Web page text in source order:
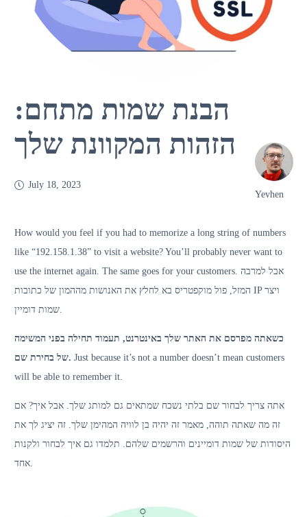
הבנת שמות מתחם:
הזהות המקוונת שלך
July 18, 2023
Yevhen
How would you feel if you had to memorize a long string of numbers
like “192.158.1.38” to visit a website? You’ll probably never want to
use the internet again. The same goes for your customers. אבל למרבה
המזל, פול מוקפטריס בא לחלץ את האנושות מההמון של כתובות IP ויצר
שמות דומיין.
כשאתה מפרסם את האתר שלך באינטרנט, תעמוד תחילה בפני המשימה
של בחירת שם. Just because it’s not a number doesn’t mean customers
will be able to remember it.
אתה צריך לבחור שם בלתי נשכח שמתאים גם למותג שלך. אבל איך? אם
זה מה שאתה תוהה, מאמר זה יהיה בן לוויה המהימן שלך. זה יציג לך את
היסודות של שמות דומיינים והרשמים שלהם. תלמדו גם איך לבחור ולקנות
אחד.